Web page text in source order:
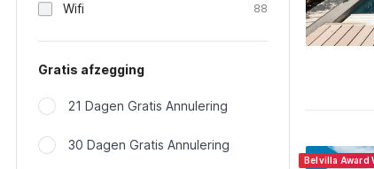
Wifi 88
Gratis afzegging
21 Dagen Gratis Annulering
30 Dagen Gratis Annulering
Belvilla Award